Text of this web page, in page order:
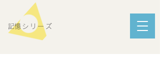
​記憶シリーズ